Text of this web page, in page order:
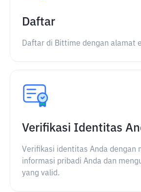
Daftar
Daftar di Bittime dengan alamat
Verifikasi Identitas
Verifikasi identitas Anda dengan
informasi pribadi Anda dan
yang valid.